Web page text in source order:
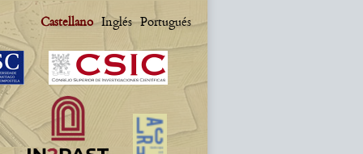
Castellano Inglés Portugués